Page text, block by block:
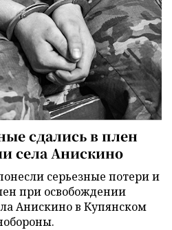
сдались в плен
села Анискино
серьезные потери и
при освобождении
Анискино в Купянском